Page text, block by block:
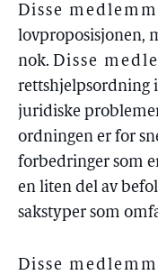
Disse
lovproposisjonen,
nok. Disse
rettshjelpsordning
juridiske
ordningen er for
forbedringer som
en liten del av
sakstyper som
Disse